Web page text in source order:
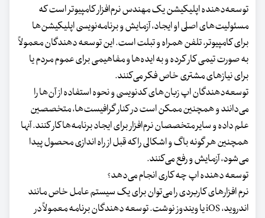
توسعه‌دهنده اپلیکیشن یک مهندس نرم‌افزار کامپیوتر است که
مسئولیت‌های اصلی او ایجاد، آزمایش و برنامه‌نویسی اپلیکیشن‌ها
برای کامپیوتر، تلفن همراه و تبلت است. این توسعه دهندگان معمولاً
به صورت تیمی کار کرده و به ایده‌ها و مفاهیمی برای عموم مردم یا
برای نیازهای مشتری خاص فکر می‌کنند.
توسعه‌دهندگان اپ زبان‌های کدنویسی و نحوه استفاده از آن‌ها را
می‌دانند و همچنین ممکن است در کنار گرافیست‌ها، متخصصین
علم داده و سایر متخصصان نرم‌افزار برای ایجاد برنامه‌ها کار کنند. آنها
همچنین هر گونه باگ و اشکالی را که قبل از راه اندازی محصول پیدا
می‌شود، آزمایش و رفع می‌کنند.
توسعه دهنده اپ چه کاری انجام می‌دهد؟
نرم افزارهای کاربردی را می‌توان برای یک سیستم عامل خاص مانند
اندروید، iOS یا ویندوز نوشت. توسعه دهندگان برنامه معمولاً در